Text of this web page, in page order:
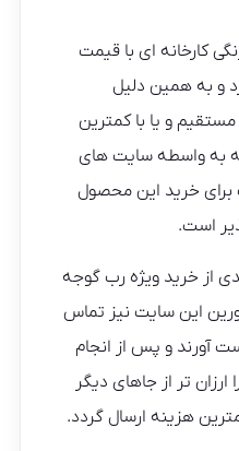
کارخانه ای با قیمت
و به همین دلیل
و یا با کمترین
به واسطه سایت های
برای خرید این محصول
است.
از خرید ویژه رب گوجه
این سایت نیز تماس
آورند و پس از انجام
تر از جاهای دیگر
هزینه ارسال گردد.